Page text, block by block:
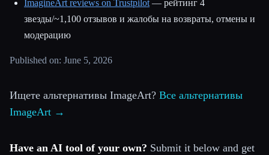
ImagineArt reviews on Trustpilot — рейтинг 4
звезды/~1,100 отзывов и жалобы на возвраты, отмены и
модерацию
Published on: June 5, 2026
Ищете альтернативы ImageArt? Все альтернативы
ImageArt →
Have an AI tool of your own? Submit it below and get